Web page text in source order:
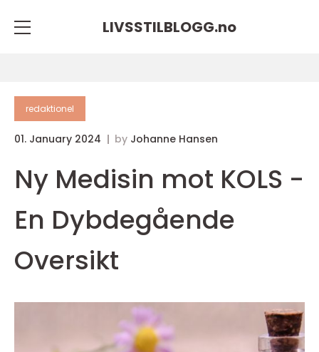
LIVSSTILBLOGG.no
redaktionel
01. January 2024 by Johanne Hansen
Ny Medisin mot KOLS -
En Dybdegående
Oversikt